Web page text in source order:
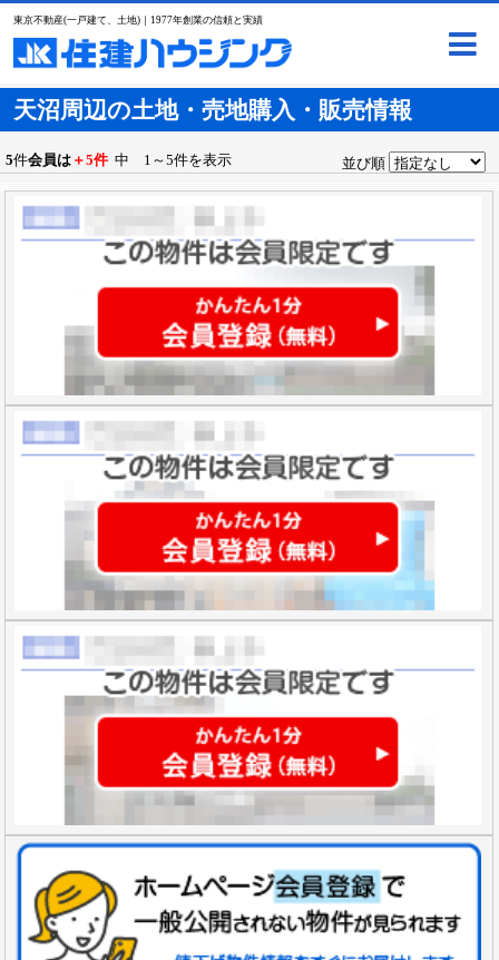
東京不動産(一戸建て、土地)｜1977年創業の信頼と実績
天沼周辺の土地・売地購入・販売情報
5件会員は ＋5件 中 1～5件を表示 並び順